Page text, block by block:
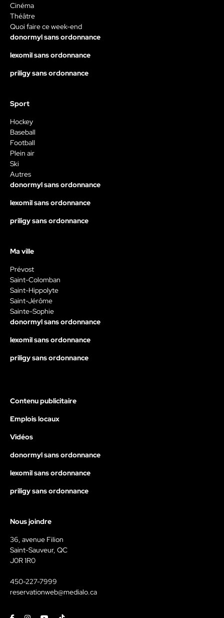
Cinéma
Théâtre
Quoi faire ce week-end
donormyl sans ordonnance
lexomil sans ordonnance
priligy sans ordonnance
Sport
Hockey
Baseball
Football
Plein air
Ski
Autres
donormyl sans ordonnance
lexomil sans ordonnance
priligy sans ordonnance
Ma ville
Prévost
Saint-Colomban
Saint-Hippolyte
Saint-Jérôme
Sainte-Sophie
donormyl sans ordonnance
lexomil sans ordonnance
priligy sans ordonnance
Contenu publicitaire
Emplois locaux
Vidéos
donormyl sans ordonnance
lexomil sans ordonnance
priligy sans ordonnance
Nous joindre
36, avenue Filion
Saint-Sauveur, QC
J0R 1R0
450-227-7999
reservationweb@medialo.ca